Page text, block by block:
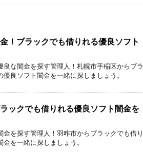
！ブラックでも借りれる優良ソフト
な闇金を探す管理人！札幌市手稲区からブラ
良ソフト闇金を一緒に探しましょう。
ックでも借りれる優良ソフト闇金を
を探す管理人！羽咋市からブラックでも借り
を一緒に探しましょう。